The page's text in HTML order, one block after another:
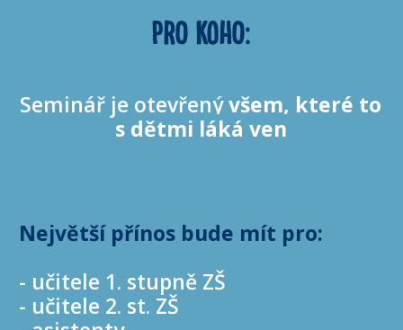
PRO KOHO:
Seminář je otevřenývšem, které to
s dětmi láká ven
Největší přínos bude mít pro:
- učitele 1. stupně ZŠ
- učitele 2. st. ZŠ